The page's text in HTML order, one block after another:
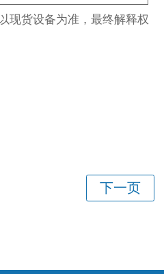
现货设备为准，最终解释权